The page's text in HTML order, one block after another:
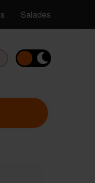
Salades